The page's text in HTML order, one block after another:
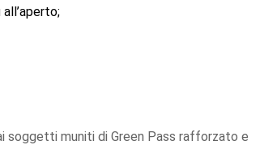
soggetti muniti di Green Pass rafforzato e